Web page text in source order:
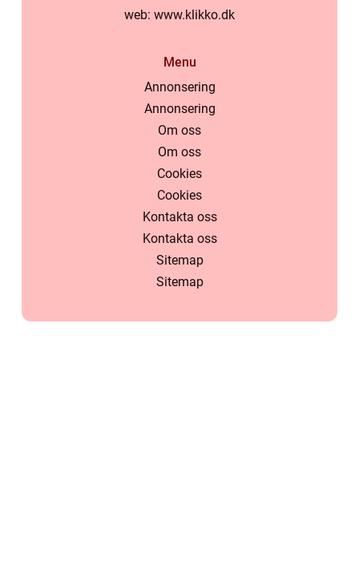
web: www.klikko.dk
Menu
Annonsering
Annonsering
Om oss
Om oss
Cookies
Cookies
Kontakta oss
Kontakta oss
Sitemap
Sitemap